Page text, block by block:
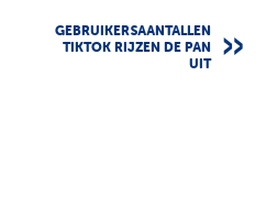
GEBRUIKERSAANTALLEN
TIKTOK RIJZEN DE PAN
UIT